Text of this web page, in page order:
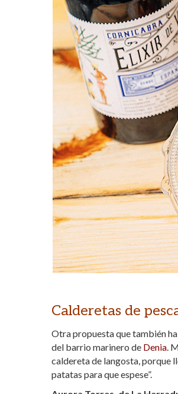
Calderetas de
Otra propuesta que también
del barrio marinero de Denia .
caldereta de langosta, porque
patatas para que espese”.